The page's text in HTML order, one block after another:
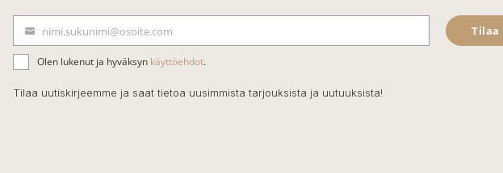
ä
h
k
nimi.sukunimi@osoite.com Tilaa
Olen lukenut ja hyväksyn käyttöehdot.
Tilaa uutiskirjeemme ja saat tietoa uusimmista tarjouksista ja uutuuksista!